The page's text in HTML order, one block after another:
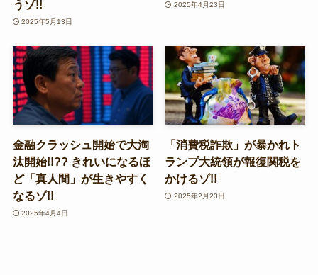
うゾ!!
2025年5月13日
2025年4月23日
金融クラッシュ開始で大淘
汰開始!!?? きれいになるほ
ど「真人間」が生きやすく
なるゾ!!
2025年4月4日
「消費税詐欺」が暴かれト
ランプ大統領が報復関税を
かけるゾ!!
2025年2月23日